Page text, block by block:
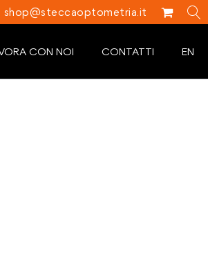
shop@steccaoptometria.it
CON NOI CONTATTI EN